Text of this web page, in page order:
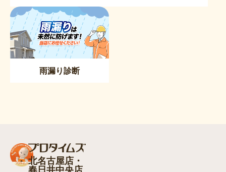
雨漏り診断
北名古屋店・
春日井中央店